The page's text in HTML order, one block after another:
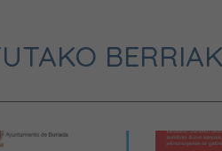
BERRIAK